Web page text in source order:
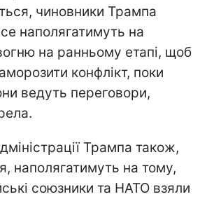
чиновники Трампа
наполягатимуть на
на ранньому етапі, щоб
конфлікт, поки
ведуть переговори,
Трампа також,
наполягатимуть на тому,
союзники та НАТО взяли